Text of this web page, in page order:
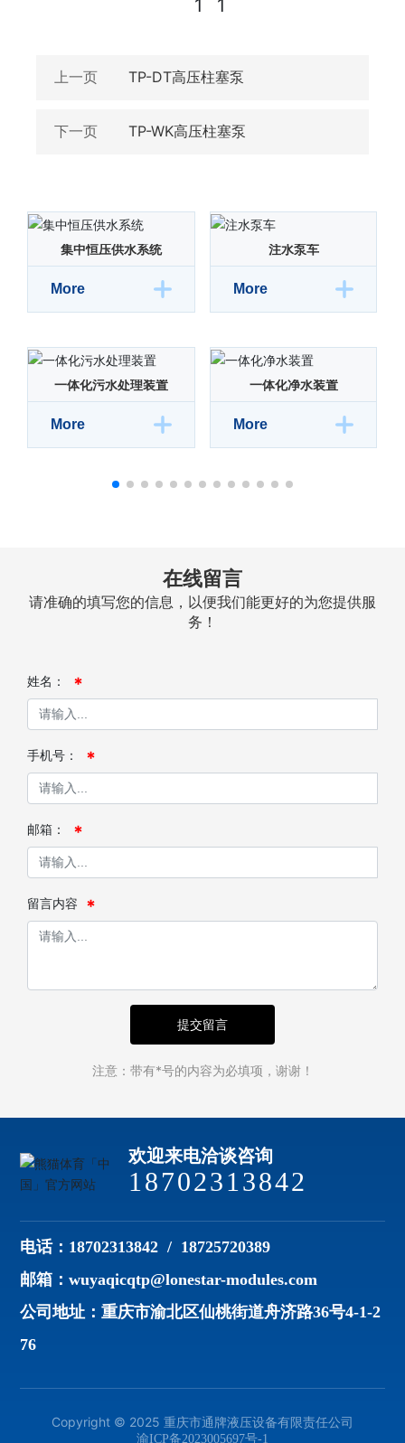
上一页 TP-DT高压柱塞泵
下一页 TP-WK高压柱塞泵
集中恒压供水系统
More
注水泵车
More
一体化污水处理装置
More
一体化净水装置
More
在线留言
请准确的填写您的信息，以便我们能更好的为您提供服
务！
姓名：
手机号：
邮箱：
留言内容
提交留言
注意：带有*号的内容为必填项，谢谢！
欢迎来电洽谈咨询
18702313842
电话： 18702313842 / 18725720389
邮箱：wuyaqicqtp@lonestar-modules.com
公司地址：重庆市渝北区仙桃街道舟济路36号4-1-2
76
Copyright ©️ 2025 重庆市通牌液压设备有限责任公司
渝ICP备2023005697号-1